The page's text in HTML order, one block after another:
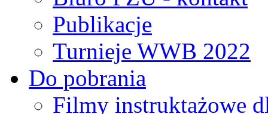
Publikacje
Turnieje WWB 2022
Do pobrania
Filmy instruktażowe